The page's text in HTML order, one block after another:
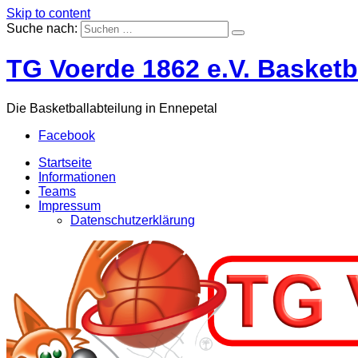
Skip to content
Suche nach:
TG Voerde 1862 e.V.
Die Basketballabteilung in Ennepetal
Facebook
Startseite
Informationen
Teams
Impressum
Datenschutzerklärung